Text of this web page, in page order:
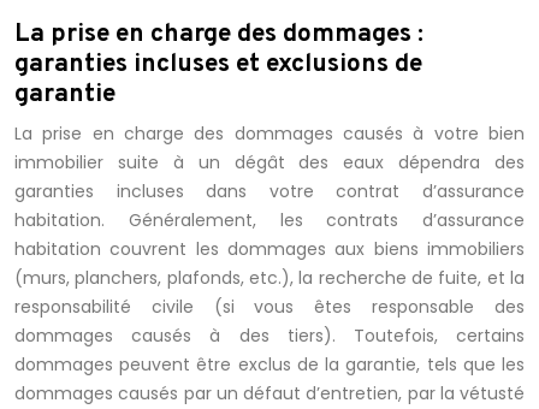
La prise en charge des dommages :
garanties incluses et exclusions de
garantie
La prise en charge des dommages causés à votre bien
immobilier suite à un dégât des eaux dépendra des
garanties incluses dans votre contrat d’assurance
habitation. Généralement, les contrats d’assurance
habitation couvrent les dommages aux biens immobiliers
(murs, planchers, plafonds, etc.), la recherche de fuite, et la
responsabilité civile (si vous êtes responsable des
dommages causés à des tiers). Toutefois, certains
dommages peuvent être exclus de la garantie, tels que les
dommages causés par un défaut d’entretien, par la vétusté